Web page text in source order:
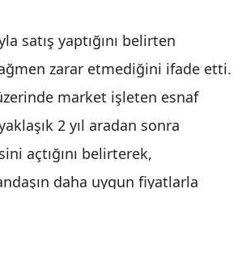
satış yaptığını belirten
zarar etmediğini ifade etti.
market işleten esnaf
2 yıl aradan sonra
açtığını belirterek,
daha uygun fiyatlarla